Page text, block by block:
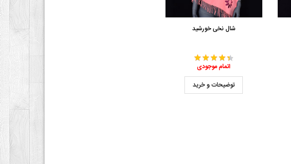
شال نخی خورشید
اتمام موجودی
توضیحات و خرید